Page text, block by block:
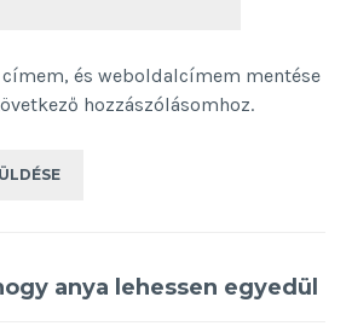
és weboldalcímem mentése
hozzászólásomhoz.
anya lehessen egyedül